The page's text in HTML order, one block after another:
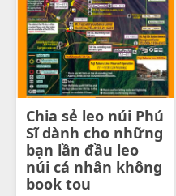
Chia sẻ leo núi Phú
Sĩ dành cho những
bạn lần đầu leo
núi cá nhân không
book tou